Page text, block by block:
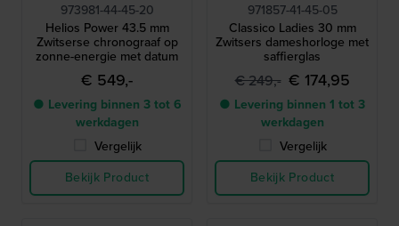
973981-44-45-20
Helios Power 43.5 mm
Zwitserse chronograaf op
zonne-energie met datum
€ 549,-
● Levering binnen 3 tot 6
werkdagen
Vergelijk
Bekijk Product
971857-41-45-05
Classico Ladies 30 mm
Zwitsers dameshorloge met
saffierglas
€ 249,- € 174,95
● Levering binnen 1 tot 3
werkdagen
Vergelijk
Bekijk Product